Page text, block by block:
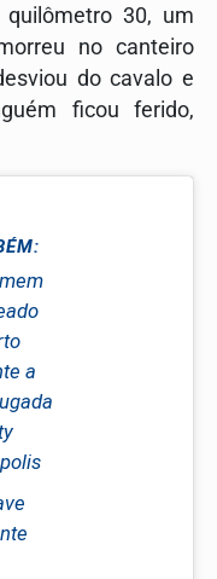
quilômetro 30, um
no canteiro
do cavalo e
ficou ferido,
a